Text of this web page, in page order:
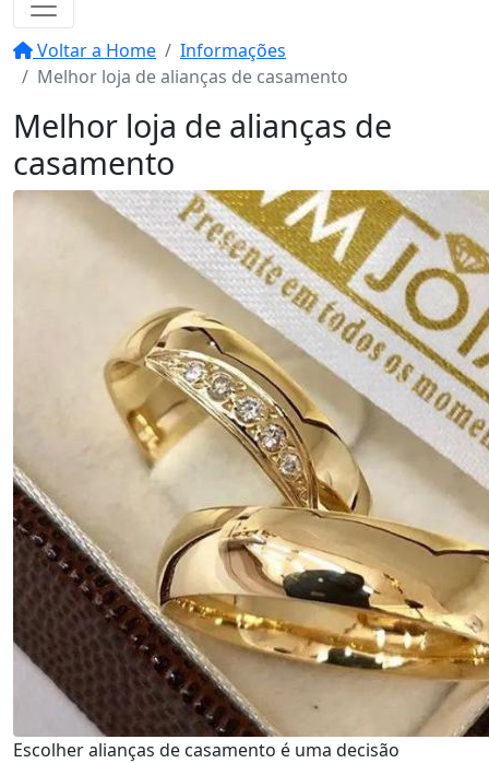
Voltar a Home
Informações
Melhor loja de alianças de casamento
Melhor loja de alianças de
casamento
Escolher alianças de casamento é uma decisão